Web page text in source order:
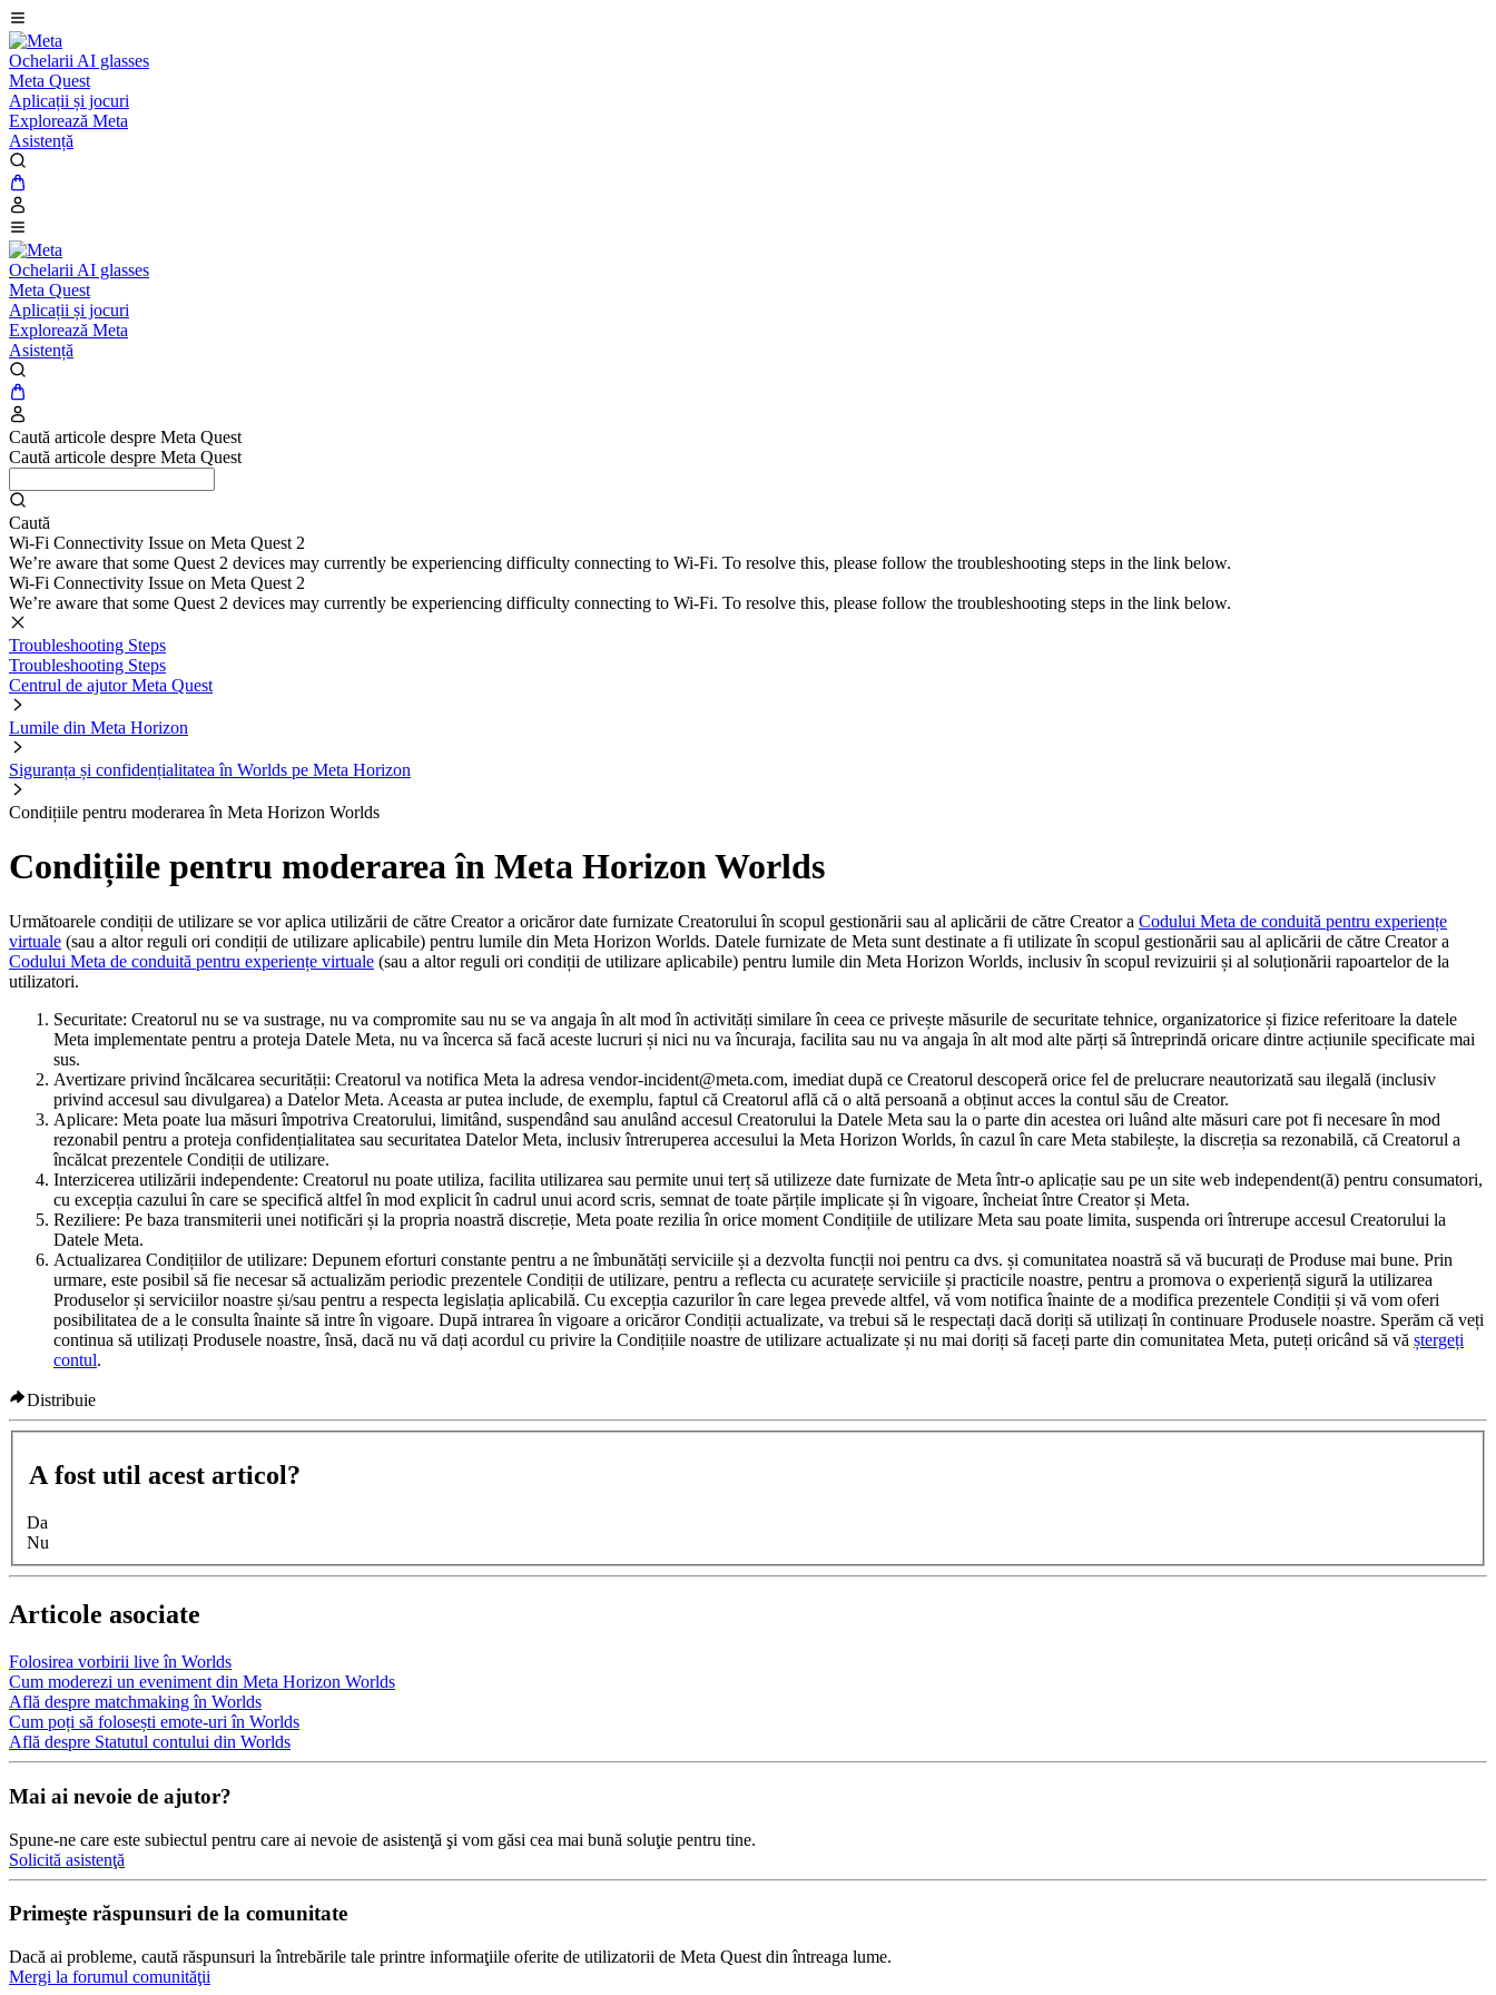
Ochelarii AI glasses
Meta Quest
Aplicații și jocuri
Explorează Meta
Asistență
Ochelarii AI glasses
Meta Quest
Aplicații și jocuri
Explorează Meta
Asistență
Caută articole despre Meta Quest
Caută articole despre Meta Quest
Caută
Wi-Fi Connectivity Issue on Meta Quest 2
We’re aware that some Quest 2 devices may currently be experiencing difficulty connecting to Wi-Fi. To resolve this, please follow the troubleshooting steps in the link below.
Wi-Fi Connectivity Issue on Meta Quest 2
We’re aware that some Quest 2 devices may currently be experiencing difficulty connecting to Wi-Fi. To resolve this, please follow the troubleshooting steps in the link below.
Troubleshooting Steps
Troubleshooting Steps
Centrul de ajutor Meta Quest
Lumile din Meta Horizon
Siguranța și confidențialitatea în Worlds pe Meta Horizon
Condițiile pentru moderarea în Meta Horizon Worlds
Condițiile pentru moderarea în Meta Horizon Worlds
Următoarele condiții de utilizare se vor aplica utilizării de către Creator a oricăror date furnizate Creatorului în scopul gestionării sau al aplicării de către Creator a Codului Meta de conduită pentru experiențe
virtuale (sau a altor reguli ori condiții de utilizare aplicabile) pentru lumile din Meta Horizon Worlds. Datele furnizate de Meta sunt destinate a fi utilizate în scopul gestionării sau al aplicării de către Creator a
Codului Meta de conduită pentru experiențe virtuale (sau a altor reguli ori condiții de utilizare aplicabile) pentru lumile din Meta Horizon Worlds, inclusiv în scopul revizuirii și al soluționării rapoartelor de la
utilizatori.
Securitate: Creatorul nu se va sustrage, nu va compromite sau nu se va angaja în alt mod în activități similare în ceea ce privește măsurile de securitate tehnice, organizatorice și fizice referitoare la datele
Meta implementate pentru a proteja Datele Meta, nu va încerca să facă aceste lucruri și nici nu va încuraja, facilita sau nu va angaja în alt mod alte părți să întreprindă oricare dintre acțiunile specificate mai
sus.
Avertizare privind încălcarea securității: Creatorul va notifica Meta la adresa vendor-incident@meta.com, imediat după ce Creatorul descoperă orice fel de prelucrare neautorizată sau ilegală (inclusiv
privind accesul sau divulgarea) a Datelor Meta. Aceasta ar putea include, de exemplu, faptul că Creatorul află că o altă persoană a obținut acces la contul său de Creator.
Aplicare: Meta poate lua măsuri împotriva Creatorului, limitând, suspendând sau anulând accesul Creatorului la Datele Meta sau la o parte din acestea ori luând alte măsuri care pot fi necesare în mod
rezonabil pentru a proteja confidențialitatea sau securitatea Datelor Meta, inclusiv întreruperea accesului la Meta Horizon Worlds, în cazul în care Meta stabilește, la discreția sa rezonabilă, că Creatorul a
încălcat prezentele Condiții de utilizare.
Interzicerea utilizării independente: Creatorul nu poate utiliza, facilita utilizarea sau permite unui terț să utilizeze date furnizate de Meta într-o aplicație sau pe un site web independent(ă) pentru consumatori,
cu excepția cazului în care se specifică altfel în mod explicit în cadrul unui acord scris, semnat de toate părțile implicate și în vigoare, încheiat între Creator și Meta.
Reziliere: Pe baza transmiterii unei notificări și la propria noastră discreție, Meta poate rezilia în orice moment Condițiile de utilizare Meta sau poate limita, suspenda ori întrerupe accesul Creatorului la
Datele Meta.
Actualizarea Condițiilor de utilizare: Depunem eforturi constante pentru a ne îmbunătăți serviciile și a dezvolta funcții noi pentru ca dvs. și comunitatea noastră să vă bucurați de Produse mai bune. Prin
urmare, este posibil să fie necesar să actualizăm periodic prezentele Condiții de utilizare, pentru a reflecta cu acuratețe serviciile și practicile noastre, pentru a promova o experiență sigură la utilizarea
Produselor și serviciilor noastre și/sau pentru a respecta legislația aplicabilă. Cu excepția cazurilor în care legea prevede altfel, vă vom notifica înainte de a modifica prezentele Condiții și vă vom oferi
posibilitatea de a le consulta înainte să intre în vigoare. După intrarea în vigoare a oricăror Condiții actualizate, va trebui să le respectați dacă doriți să utilizați în continuare Produsele noastre. Sperăm că veți
continua să utilizați Produsele noastre, însă, dacă nu vă dați acordul cu privire la Condițiile noastre de utilizare actualizate și nu mai doriți să faceți parte din comunitatea Meta, puteți oricând să vă ștergeți
contul.
Distribuie
A fost util acest articol?
Da
Nu
Articole asociate
Folosirea vorbirii live în Worlds
Cum moderezi un eveniment din Meta Horizon Worlds
Află despre matchmaking în Worlds
Cum poți să folosești emote-uri în Worlds
Află despre Statutul contului din Worlds
Mai ai nevoie de ajutor?
Spune-ne care este subiectul pentru care ai nevoie de asistenţă şi vom găsi cea mai bună soluţie pentru tine.
Solicită asistenţă
Primeşte răspunsuri de la comunitate
Dacă ai probleme, caută răspunsuri la întrebările tale printre informaţiile oferite de utilizatorii de Meta Quest din întreaga lume.
Mergi la forumul comunităţii